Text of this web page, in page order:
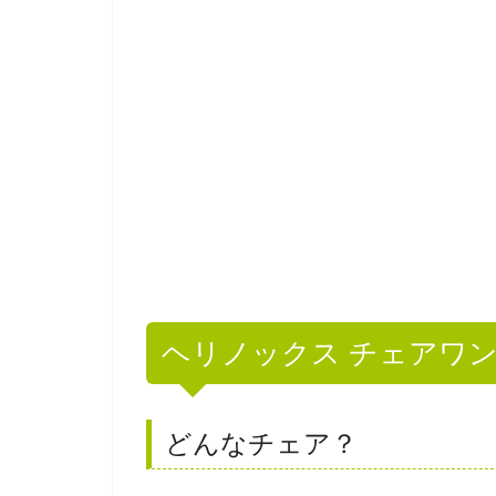
ヘリノックス チェアワ
どんなチェア？